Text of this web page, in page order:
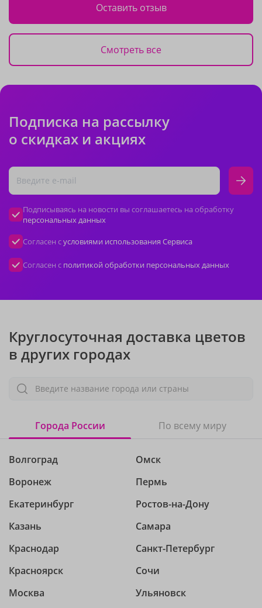
Оставить отзыв
Смотреть все
Подписка на рассылку
о скидках и акциях
Подписываясь на новости вы соглашаетесь на обработку
персональных данных
Согласен сусловиями использования Сервиса
Согласен с политикой обработки персональных данных
Круглосуточная доставка цветов
в других городах
Введите название города или страны
Города России По всему миру
Волгоград
Воронеж
Екатеринбург
Казань
Краснодар
Красноярск
Москва
Омск
Пермь
Ростов-на-Дону
Самара
Санкт-Петербург
Сочи
Ульяновск